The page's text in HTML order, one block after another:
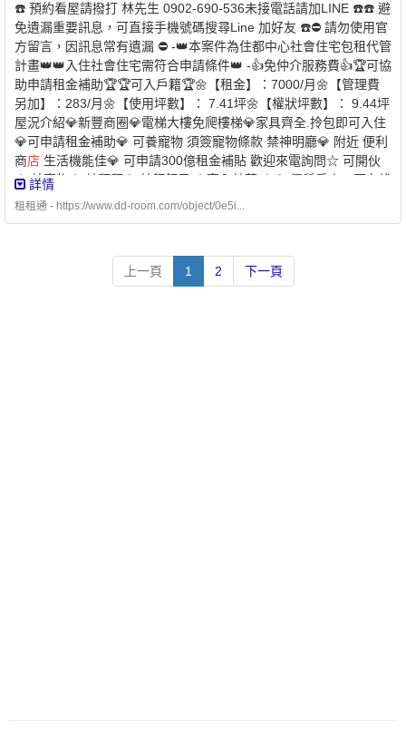
✅無自有住宅（房屋） ￭ 申請人及家庭成員在臺北市、新北市、基
隆市及桃園市均無自有住宅✅於本市無承租本市公營住宅或社會住
宅✅且未同時享有政府租金補貼 -⭐️ 兆基屋管 x 凱基銀行 ⭐️業界首例
跨業合作 繳房租可刷卡自動扣繳 -方便、安全的支付方式-* 每
個月房租可以自動扣繳，不怕又忘記* 利用刷卡繳納房租，快速建立
個人信用* 妥善的靈活運用現金，培養記帳好習慣 - 創造公平的租屋
環境 企業社會責任、實現居住正義提供安全安心的租屋居住環境 代
租、代管、裝潢修繕、包租 本公司專職租屋管理非一般房仲租屋找
專業是房東房客最大保障歡迎提供需求為您配對優質物件【經紀業
／租賃住宅服務業】【兆基屋管股份有限公司基隆分公司】📌地
址：基隆市中山區復興路211之1號📌經紀人：呂理聖(98)北市經證
字第00315號附近有便利商店、傳統市場、百貨公司、公園綠地、
☎️ 預約看屋請撥打 林先生 0902-690-536未接電話請加LINE ☎️☎️ 避
免遺漏重要訊息，可直接手機號碼搜尋Line 加好友 ☎️⛔️ 請勿使用官
方留言，因訊息常有遺漏 ⛔️ -👑本案件為住都中心社會住宅包租代管
計畫👑👑入住社會住宅需符合申請條件👑 -👍免仲介服務費👍🏆可協
助申請租金補助🏆🏆可入戶籍🏆🌼【租金】：7000/月🌼【管理費
另加】：283/月🌼【使用坪數】： 7.41坪🌼【權狀坪數】： 9.44坪
屋況介紹💎新豐商圈💎電梯大樓免爬樓梯💎家具齊全.拎包即可入住
💎可申請租金補助💎 可養寵物 須簽寵物條款 禁神明廳💎 附近 便利
商店 生活機能佳💎 可申請300億租金補貼 歡迎來電詢問☆ 可開伙
☆ 禁寵物☆ 禁拜拜☆ 禁釘釘子 ☆室內禁菸 ☆💎 優質房東，正在找
尋愛惜房子的好房客 💎🌟可協助申請300億元中央擴大租金補貼🌟 -
直系親屬1. 年齡限制：申請人須為年滿 18 歲以上之中華民國國民
2. 家庭成員定義：本人 + 配偶 + 戶籍內直系親屬✅家庭年所得及財
詳情
租租通 - https://www.dd-room.com/object/0e5i...
上一頁 1 2 下一頁